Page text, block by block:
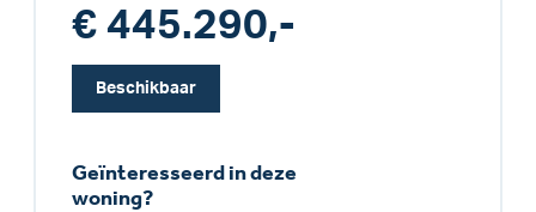
€ 445.290,-
Beschikbaar
Geïnteresseerd in deze
woning?